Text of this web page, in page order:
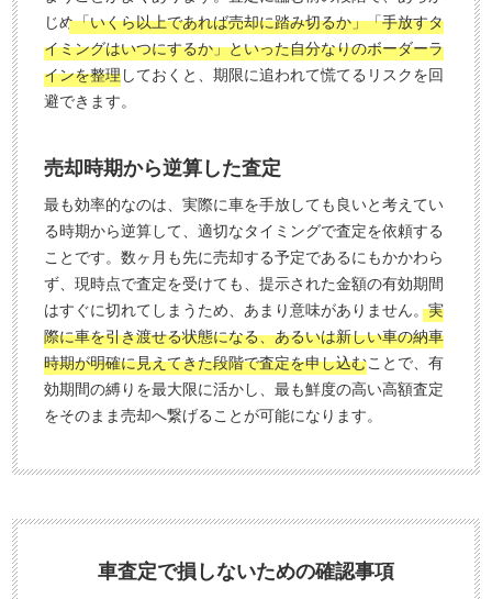
じめ「いくら以上であれば売却に踏み切るか」「手放すタ
イミングはいつにするか」といった自分なりのボーダーラ
インを整理しておくと、期限に追われて慌てるリスクを回
避できます。
売却時期から逆算した査定
最も効率的なのは、実際に車を手放しても良いと考えてい
る時期から逆算して、適切なタイミングで査定を依頼する
ことです。数ヶ月も先に売却する予定であるにもかかわら
ず、現時点で査定を受けても、提示された金額の有効期間
はすぐに切れてしまうため、あまり意味がありません。実
際に車を引き渡せる状態になる、あるいは新しい車の納車
時期が明確に見えてきた段階で査定を申し込むことで、有
効期間の縛りを最大限に活かし、最も鮮度の高い高額査定
をそのまま売却へ繋げることが可能になります。
車査定で損しないための確認事項